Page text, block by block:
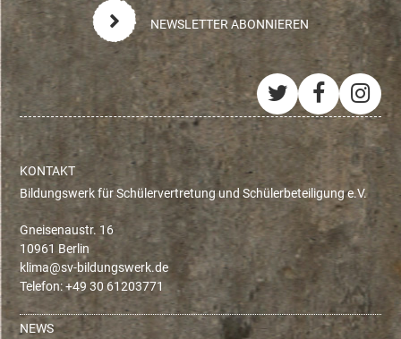
NEWSLETTER ABONNIEREN
Twitter
KONTAKT
Bildungswerk für Schülervertretung und Schülerbeteiligung e.V.
Gneisenaustr. 16
10961 Berlin
ed.krewsgnudlib-vs@amilk
Telefon: +49 30 61203771
NEWS